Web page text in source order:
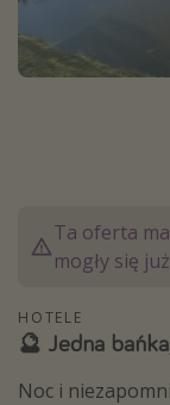
Egipt
Azja
Wszystkie
Rodzaj wyjazdu
Ta oferta
mogły się
HOTELE
🔮 Jedna
Noc i